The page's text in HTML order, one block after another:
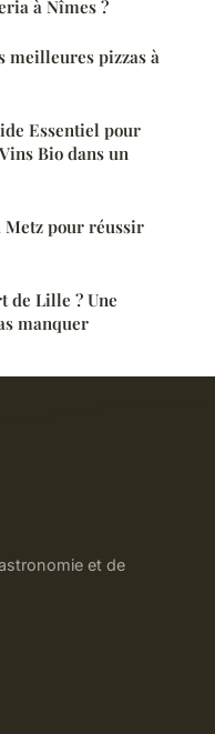
à Nîmes ?
meilleures pizzas à
Essentiel pour
Bio dans un
Metz pour réussir
de Lille ? Une
manquer
et de